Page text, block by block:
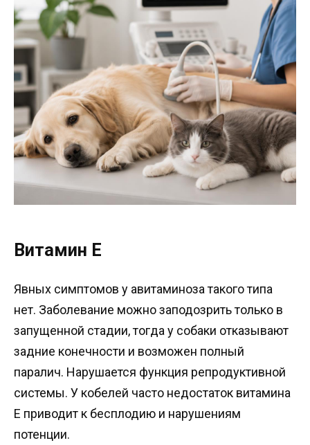
Витамин Е
Явных симптомов у авитаминоза такого типа
нет. Заболевание можно заподозрить только в
запущенной стадии, тогда у собаки отказывают
задние конечности и возможен полный
паралич. Нарушается функция репродуктивной
системы. У кобелей часто недостаток витамина
E приводит к бесплодию и нарушениям
потенции.